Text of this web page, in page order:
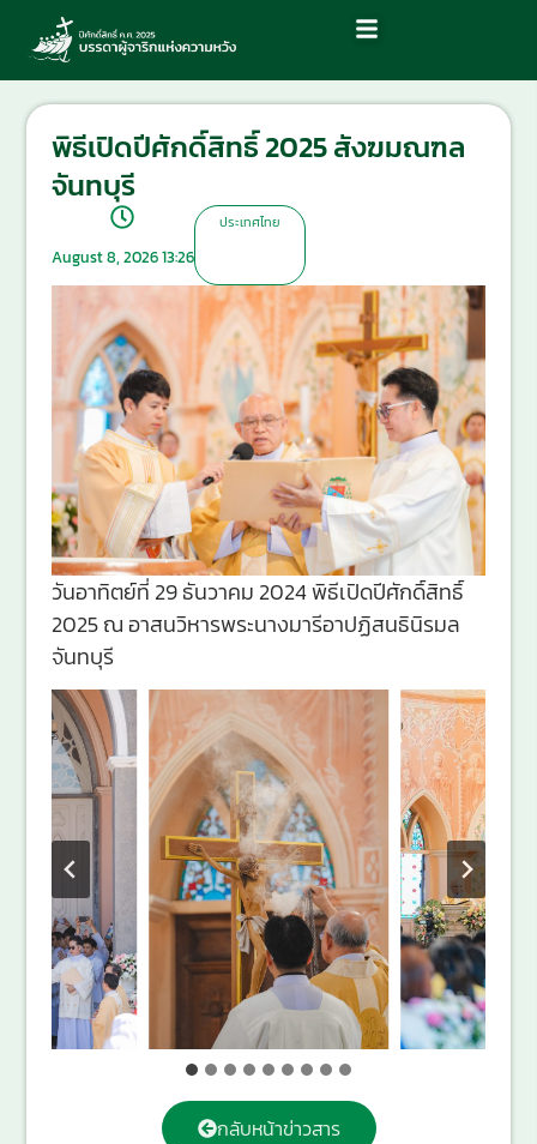
พิธีเปิดปีศักดิ์สิทธิ์ 2025 สังฆมณฑล
จันทบุรี
August 8, 2026 13:26
ประเทศไทย
วันอาทิตย์ที่ 29 ธันวาคม 2024 พิธีเปิดปีศักดิ์สิทธิ์
2025 ณ อาสนวิหารพระนางมารีอาปฏิสนธินิรมล
จันทบุรี
กลับหน้าข่าวสาร